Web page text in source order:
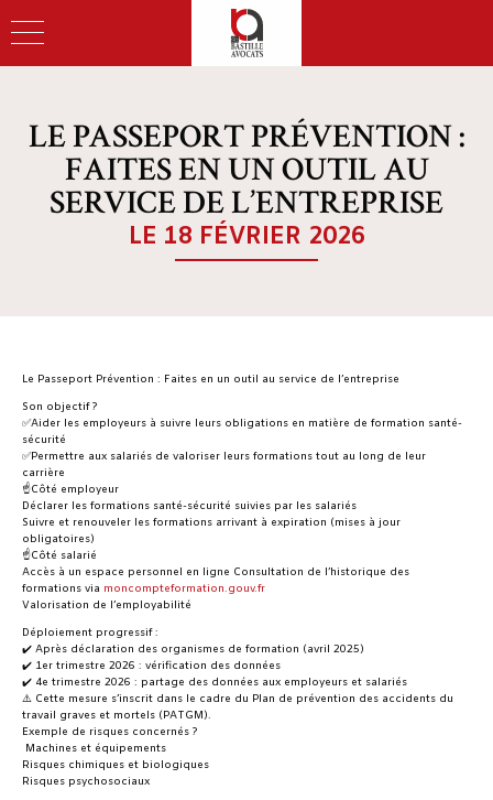
LE PASSEPORT PRÉVENTION :
FAITES EN UN OUTIL AU
SERVICE DE L’ENTREPRISE
LE 18 FÉVRIER 2026
Le Passeport Prévention : Faites en un outil au service de l’entreprise
Son objectif ?
✅Aider les employeurs à suivre leurs obligations en matière de formation santé-
sécurité
✅Permettre aux salariés de valoriser leurs formations tout au long de leur
carrière
☝️Côté employeur
Déclarer les formations santé-sécurité suivies par les salariés
Suivre et renouveler les formations arrivant à expiration (mises à jour
obligatoires)
☝️Côté salarié
Accès à un espace personnel en ligne Consultation de l’historique des
formations via moncompteformation.gouv.fr
Valorisation de l’employabilité
Déploiement progressif :
✔️ Après déclaration des organismes de formation (avril 2025)
✔️ 1er trimestre 2026 : vérification des données
✔️ 4e trimestre 2026 : partage des données aux employeurs et salariés
⚠️ Cette mesure s’inscrit dans le cadre du Plan de prévention des accidents du
travail graves et mortels (PATGM).
Exemple de risques concernés ?
️ Machines et équipements
Risques chimiques et biologiques
Risques psychosociaux